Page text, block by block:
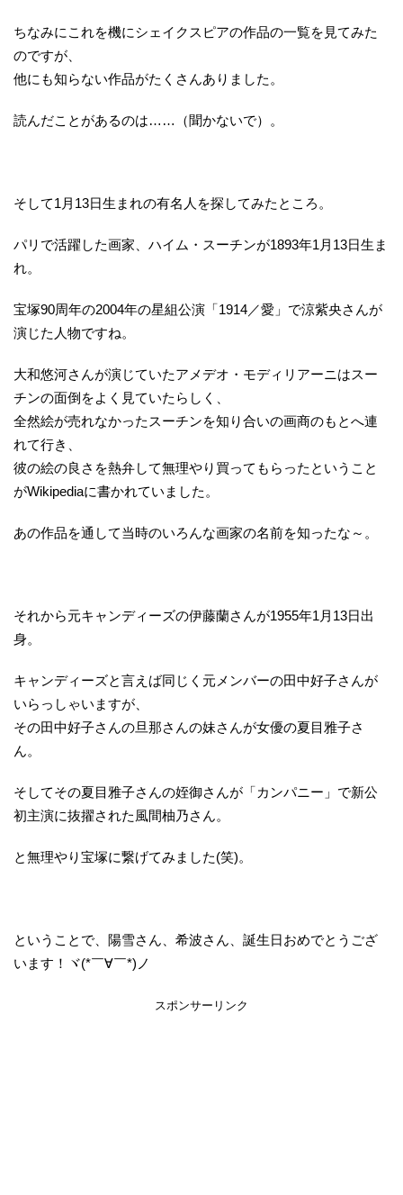
ちなみにこれを機にシェイクスピアの作品の一覧を見てみた
のですが、
他にも知らない作品がたくさんありました。
読んだことがあるのは……（聞かないで）。
そして1月13日生まれの有名人を探してみたところ。
パリで活躍した画家、ハイム・スーチンが1893年1月13日生ま
れ。
宝塚90周年の2004年の星組公演「1914／愛」で涼紫央さんが
演じた人物ですね。
大和悠河さんが演じていたアメデオ・モディリアーニはスー
チンの面倒をよく見ていたらしく、
全然絵が売れなかったスーチンを知り合いの画商のもとへ連
れて行き、
彼の絵の良さを熱弁して無理やり買ってもらったということ
がWikipediaに書かれていました。
あの作品を通して当時のいろんな画家の名前を知ったな～。
それから元キャンディーズの伊藤蘭さんが1955年1月13日出
身。
キャンディーズと言えば同じく元メンバーの田中好子さんが
いらっしゃいますが、
その田中好子さんの旦那さんの妹さんが女優の夏目雅子さ
ん。
そしてその夏目雅子さんの姪御さんが「カンパニー」で新公
初主演に抜擢された風間柚乃さん。
と無理やり宝塚に繋げてみました(笑)。
ということで、陽雪さん、希波さん、誕生日おめでとうござ
います！ヾ(*￣∀￣*)ノ
スポンサーリンク